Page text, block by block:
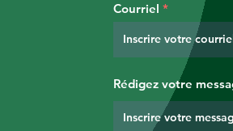
Courriel
Rédigez votre